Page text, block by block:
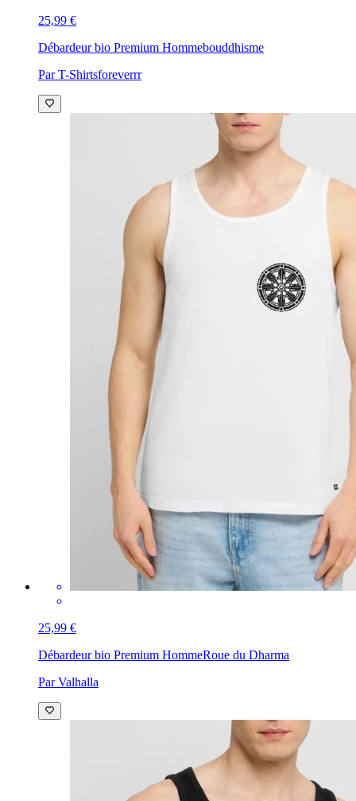
25,99 €
Débardeur bio Premium Hommebouddhisme
Par T-Shirtsforeverrr
25,99 €
Débardeur bio Premium HommeRoue du Dharma
Par Valhalla